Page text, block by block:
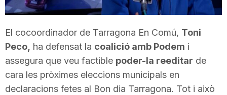
T
a
r
El cocoordinador de Tarragona En Comú, Toni
Peco, ha defensat la coalició amb Podem i
assegura que veu factible poder-la reeditar de
cara les pròximes eleccions municipals en
declaracions fetes al Bon dia Tarragona. Tot i això